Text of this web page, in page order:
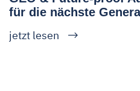
für die nächste
jetzt lesen